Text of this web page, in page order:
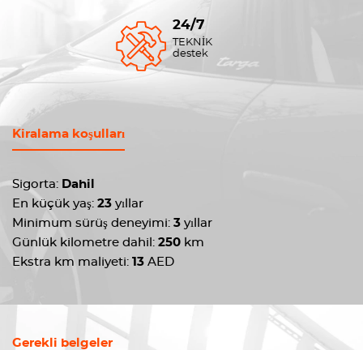
24/7
TEKNİK
destek
Kiralama koşulları
Sigorta: Dahil
En küçük yaş: 23 yıllar
Minimum sürüş deneyimi: 3 yıllar
Günlük kilometre dahil: 250 km
Ekstra km maliyeti: 13 AED
Gerekli belgeler